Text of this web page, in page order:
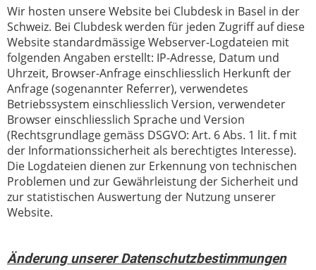
Wir hosten unsere Website bei Clubdesk in Basel in der
Schweiz. Bei Clubdesk werden für jeden Zugriff auf diese
Website standardmässige Webserver-Logdateien mit
folgenden Angaben erstellt: IP-Adresse, Datum und
Uhrzeit, Browser-Anfrage einschliesslich Herkunft der
Anfrage (sogenannter Referrer), verwendetes
Betriebssystem einschliesslich Version, verwendeter
Browser einschliesslich Sprache und Version
(Rechtsgrundlage gemäss DSGVO: Art. 6 Abs. 1 lit. f mit
der Informationssicherheit als berechtigtes Interesse).
Die Logdateien dienen zur Erkennung von technischen
Problemen und zur Gewährleistung der Sicherheit und
zur statistischen Auswertung der Nutzung unserer
Website.
Änderung unserer Datenschutzbestimmungen